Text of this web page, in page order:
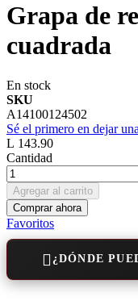
Grapa de
cuadrada
En stock
SKU
A14100124502
Sé el primero en dejar
L 143.90
Cantidad
Agregar al carrito
Comprar ahora
Favoritos
¿DÓNDE